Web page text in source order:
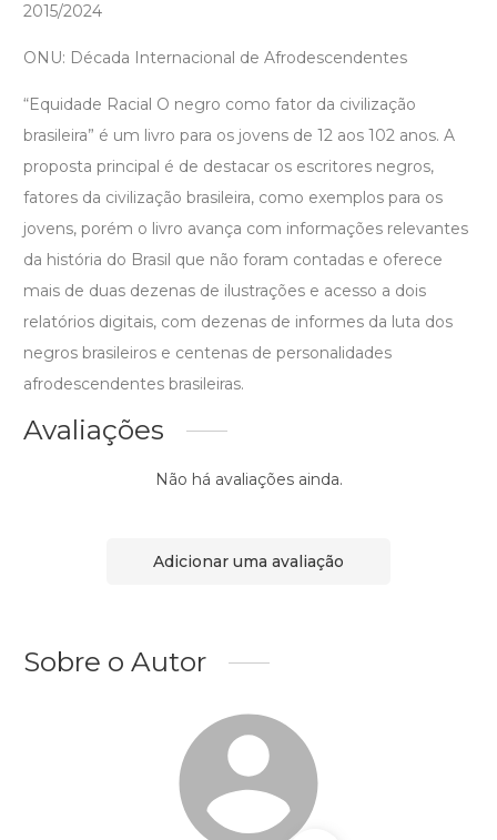
2015/2024
ONU: Década Internacional de Afrodescendentes
“Equidade Racial O negro como fator da civilização
brasileira” é um livro para os jovens de 12 aos 102 anos. A
proposta principal é de destacar os escritores negros,
fatores da civilização brasileira, como exemplos para os
jovens, porém o livro avança com informações relevantes
da história do Brasil que não foram contadas e oferece
mais de duas dezenas de ilustrações e acesso a dois
relatórios digitais, com dezenas de informes da luta dos
negros brasileiros e centenas de personalidades
afrodescendentes brasileiras.
Avaliações
Não há avaliações ainda.
Adicionar uma avaliação
Sobre o Autor